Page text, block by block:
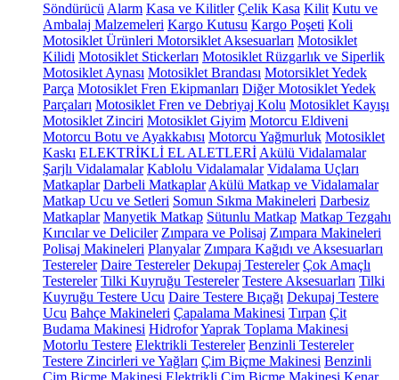
Söndürücü Alarm Kasa ve Kilitler Çelik Kasa Kilit Kutu ve
Ambalaj Malzemeleri Kargo Kutusu Kargo Poşeti Koli
Motosiklet Ürünleri Motorsiklet Aksesuarları Motosiklet
Kilidi Motosiklet Stickerları Motosiklet Rüzgarlık ve Siperlik
Motosiklet Aynası Motosiklet Brandası Motorsiklet Yedek
Parça Motosiklet Fren Ekipmanları Diğer Motosiklet Yedek
Parçaları Motosiklet Fren ve Debriyaj Kolu Motosiklet Kayışı
Motosiklet Zinciri Motosiklet Giyim Motorcu Eldiveni
Motorcu Botu ve Ayakkabısı Motorcu Yağmurluk Motosiklet
Kaskı ELEKTRİKLİ EL ALETLERİ Akülü Vidalamalar
Şarjlı Vidalamalar Kablolu Vidalamalar Vidalama Uçları
Matkaplar Darbeli Matkaplar Akülü Matkap ve Vidalamalar
Matkap Ucu ve Setleri Somun Sıkma Makineleri Darbesiz
Matkaplar Manyetik Matkap Sütunlu Matkap Matkap Tezgahı
Kırıcılar ve Deliciler Zımpara ve Polisaj Zımpara Makineleri
Polisaj Makineleri Planyalar Zımpara Kağıdı ve Aksesuarları
Testereler Daire Testereler Dekupaj Testereler Çok Amaçlı
Testereler Tilki Kuyruğu Testereler Testere Aksesuarları Tilki
Kuyruğu Testere Ucu Daire Testere Bıçağı Dekupaj Testere
Ucu Bahçe Makineleri Çapalama Makinesi Tırpan Çit
Budama Makinesi HidroforYaprak Toplama Makinesi
Motorlu Testere Elektrikli Testereler Benzinli Testereler
Testere Zincirleri ve Yağları Çim Biçme Makinesi Benzinli
Çim Biçme Makinesi Elektrikli Çim Biçme Makinesi Kenar